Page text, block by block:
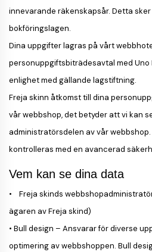
innevarande räkenskapsår. Detta
bokföringslagen.
Dina uppgifter lagras på vårt
personuppgiftsbiträdesavtal med Uno
enlighet med gällande lagstiftning.
Freja skinn åtkomst till dina
vår webbshop, det betyder att vi kan
administratörsdelen av vår
kontrolleras med en avancerad
Vem kan se dina data
• Freja skinds
ägaren av Freja skind)
• Bull design – Ansvarar för diverse
optimering av webbshoppen. Bull